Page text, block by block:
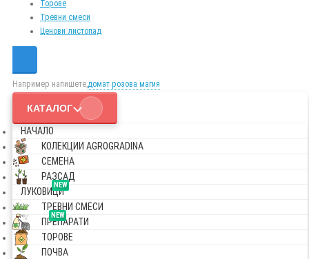
Торове
Тревни смеси
Ценови листопад
Например напишете,домат розова магия
КАТАЛОГ
НАЧАЛО
КОЛЕКЦИИ AGROGRADINA
СЕМЕНА
РАЗСАД
NEW
ЛУКОВИЦИ
ТРЕВНИ СМЕСИ
NEW
ПРЕПАРАТИ
ТОРОВЕ
ПОЧВА